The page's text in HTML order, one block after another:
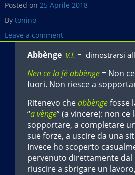
Posted on 25 Aprile 2018
By tonino
Leave a comment
Abbènge v.i. = dimostrarsi
Nen ce la fé abbènge = Non
fuori. Non riesce a
Ritenevo cheabbèngefosse
“a vènge” (a vincere): non ce
sopportare, a completare
sue forze, a uscire da una
Invece ho scoperto
pervenuto direttamente dal
riuscire a sbrigare un